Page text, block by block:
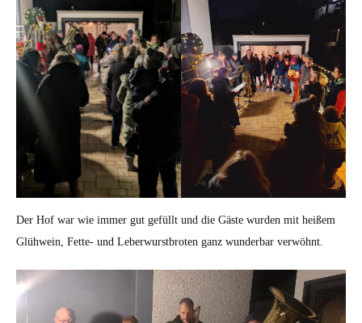
Der Hof war wie immer gut gefüllt und die Gäste wurden mit heißem
Glühwein, Fette- und Leberwurstbroten ganz wunderbar verwöhnt.